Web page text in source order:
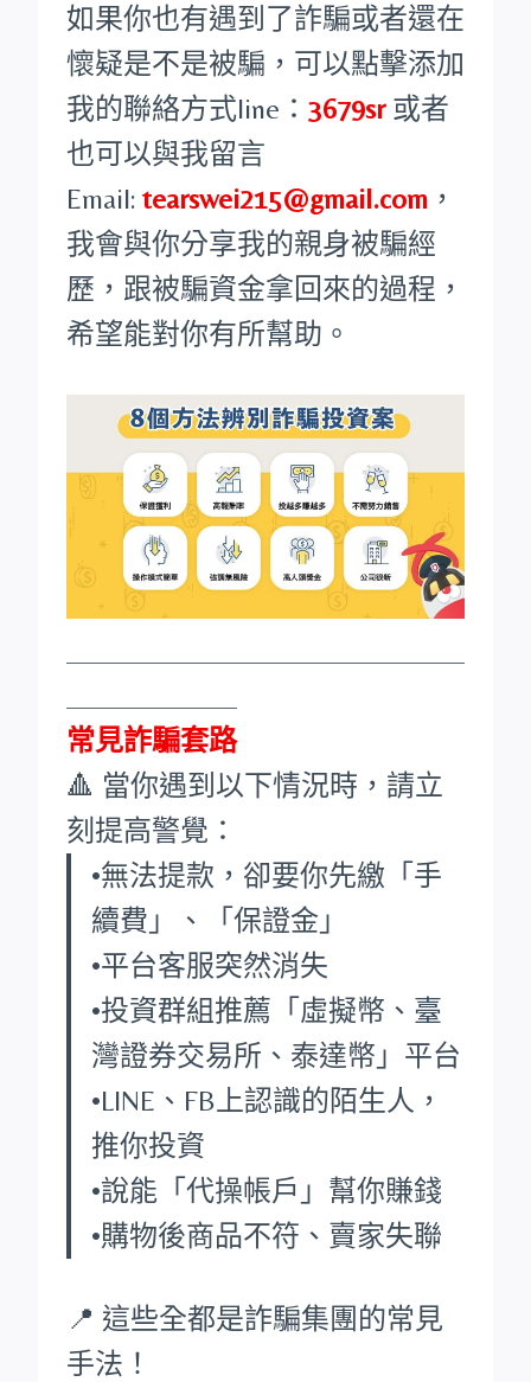
如果你也有遇到了詐騙或者還在
懷疑是不是被騙，可以點擊添加
我的聯絡方式line： 3679sr 或者
也可以與我留言
Email: tearswei215@gmail.com ，
我會與你分享我的親身被騙經
歷，跟被騙資金拿回來的過程，
希望能對你有所幫助。
常見詐騙套路
🔺 當你遇到以下情況時，請立
刻提高警覺：
•無法提款，卻要你先繳「手
續費」、「保證金」
•平台客服突然消失
•投資群組推薦「虛擬幣、臺
灣證券交易所、泰達幣」平台
•LINE、FB上認識的陌生人，
推你投資
•說能「代操帳戶」幫你賺錢
•購物後商品不符、賣家失聯
📍 這些全都是詐騙集團的常見
手法！